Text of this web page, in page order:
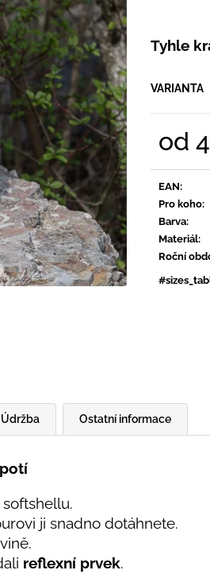
Tyhle
VARIANTA
od
EAN:
Pro koho:
Barva:
Materiál:
Roční
Ostatní informace
Údržba
ji snadno dotáhnete.
reflexní prvek.